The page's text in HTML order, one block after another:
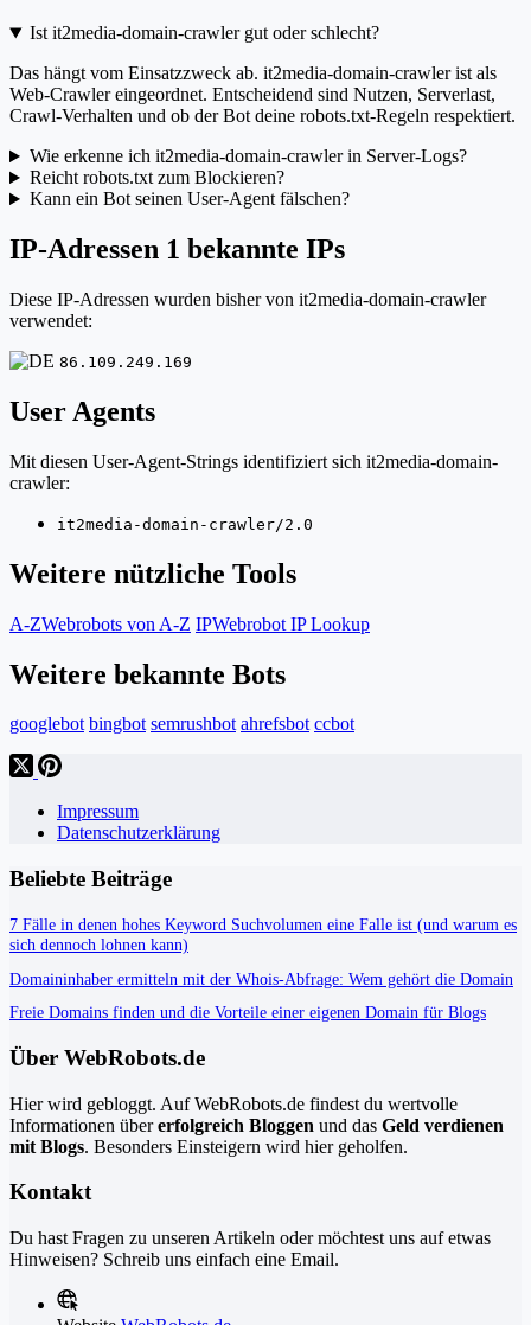
Ist it2media-domain-crawler gut oder schlecht?
Das hängt vom Einsatzzweck ab. it2media-domain-crawler ist als
Web-Crawler eingeordnet. Entscheidend sind Nutzen, Serverlast,
Crawl-Verhalten und ob der Bot deine robots.txt-Regeln respektiert.
Wie erkenne ich it2media-domain-crawler in Server-Logs?
Reicht robots.txt zum Blockieren?
Kann ein Bot seinen User-Agent fälschen?
IP-Adressen 1 bekannte IPs
Diese IP-Adressen wurden bisher von it2media-domain-crawler
verwendet:
86.109.249.169
User Agents
Mit diesen User-Agent-Strings identifiziert sich it2media-domain-
crawler:
it2media-domain-crawler/2.0
Weitere nützliche Tools
A-ZWebrobots von A-Z IPWebrobot IP Lookup
Weitere bekannte Bots
googlebot bingbot semrushbot ahrefsbot ccbot
Impressum
Datenschutzerklärung
Beliebte Beiträge
7 Fälle in denen hohes Keyword Suchvolumen eine Falle ist (und warum es
sich dennoch lohnen kann)
Domaininhaber ermitteln mit der Whois-Abfrage: Wem gehört die Domain
Freie Domains finden und die Vorteile einer eigenen Domain für Blogs
Über WebRobots.de
Hier wird gebloggt. Auf WebRobots.de findest du wertvolle
Informationen übererfolgreich Bloggen und das Geld verdienen
mit Blogs. Besonders Einsteigern wird hier geholfen.
Kontakt
Du hast Fragen zu unseren Artikeln oder möchtest uns auf etwas
Hinweisen? Schreib uns einfach eine Email.